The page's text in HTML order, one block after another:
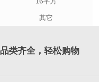
其它
品类齐全，轻松购物